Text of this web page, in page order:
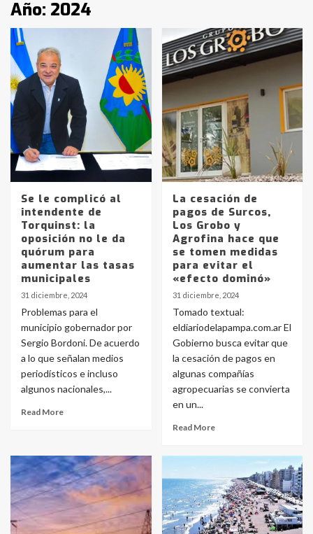
Año: 2024
Se le complicó al
intendente de
Torquinst: la
oposición no le da
quórum para
aumentar las tasas
municipales
31 diciembre, 2024
Problemas para el
municipio gobernador por
Sergio Bordoni. De acuerdo
a lo que señalan medios
periodísticos e incluso
algunos nacionales,...
Read More
La cesación de
pagos de Surcos,
Los Grobo y
Agrofina hace que
se tomen medidas
para evitar el
«efecto dominó»
31 diciembre, 2024
Tomado textual:
eldiariodelapampa.com.ar El
Gobierno busca evitar que
la cesación de pagos en
algunas compañías
agropecuarias se convierta
en un...
Read More